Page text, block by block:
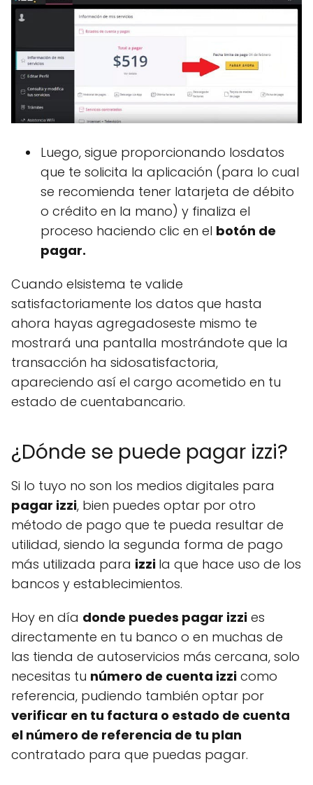
Luego, sigue proporcionando losdatos
que te solicita la aplicación (para lo cual
se recomienda tener latarjeta de débito
o crédito en la mano) y finaliza el
proceso haciendo clic en el botón de
pagar.
Cuando elsistema te valide
satisfactoriamente los datos que hasta
ahora hayas agregadoseste mismo te
mostrará una pantalla mostrándote que la
transacción ha sidosatisfactoria,
apareciendo así el cargo acometido en tu
estado de cuentabancario.
¿Dónde se puede pagar izzi?
Si lo tuyo no son los medios digitales para
pagar izzi, bien puedes optar por otro
método de pago que te pueda resultar de
utilidad, siendo la segunda forma de pago
más utilizada para izzi la que hace uso de los
bancos y establecimientos.
Hoy en día donde puedes pagar izzi es
directamente en tu banco o en muchas de
las tienda de autoservicios más cercana, solo
necesitas tu número de cuenta izzi como
referencia, pudiendo también optar por
verificar en tu factura o estado de cuenta
el número de referencia de tu plan
contratado para que puedas pagar.